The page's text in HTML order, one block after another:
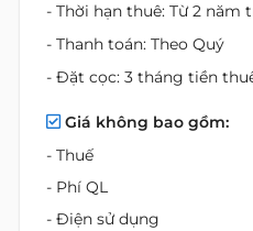
- Thời hạn thuê: Từ 2 năm
- Thanh toán: Theo Quý
- Đặt cọc: 3 tháng tiền
Giá không bao gồm:
- Thuế
- Phí QL
- Điện sử dụng